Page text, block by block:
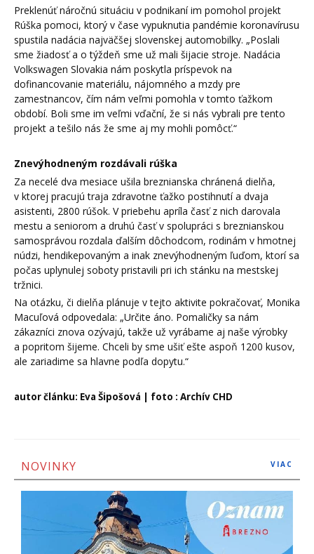
Preklenúť náročnú situáciu v podnikaní im pomohol projekt
Rúška pomoci, ktorý v čase vypuknutia pandémie koronavírusu
spustila nadácia najväčšej slovenskej automobilky. „Poslali
sme žiadosť a o týždeň sme už mali šijacie stroje. Nadácia
Volkswagen Slovakia nám poskytla príspevok na
dofinancovanie materiálu, nájomného a mzdy pre
zamestnancov, čím nám veľmi pomohla v tomto ťažkom
období. Boli sme im veľmi vďační, že si nás vybrali pre tento
projekt a tešilo nás že sme aj my mohli pomôcť.“
Znevýhodneným rozdávali rúška
Za necelé dva mesiace ušila breznianska chránená dielňa,
v ktorej pracujú traja zdravotne ťažko postihnutí a dvaja
asistenti, 2800 rúšok. V priebehu apríla časť z nich darovala
mestu a seniorom a druhú časť v spolupráci s breznianskou
samosprávou rozdala ďalším dôchodcom, rodinám v hmotnej
núdzi, hendikepovaným a inak znevýhodneným ľuďom, ktorí sa
počas uplynulej soboty pristavili pri ich stánku na mestskej
tržnici.
Na otázku, či dielňa plánuje v tejto aktivite pokračovať, Monika
Macuľová odpovedala: „Určite áno. Pomaličky sa nám
zákazníci znova ozývajú, takže už vyrábame aj naše výrobky
a popritom šijeme. Chceli by sme ušiť ešte aspoň 1200 kusov,
ale zariadime sa hlavne podľa dopytu.“
autor článku: Eva Šipošová | foto : Archív CHD
NOVINKY VIAC